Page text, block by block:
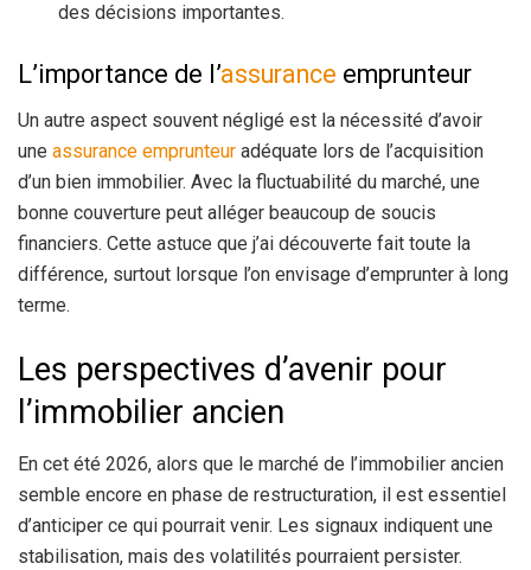
des décisions importantes.
L’importance de l’assurance emprunteur
Un autre aspect souvent négligé est la nécessité d’avoir
une assurance emprunteur adéquate lors de l’acquisition
d’un bien immobilier. Avec la fluctuabilité du marché, une
bonne couverture peut alléger beaucoup de soucis
financiers. Cette astuce que j’ai découverte fait toute la
différence, surtout lorsque l’on envisage d’emprunter à long
terme.
Les perspectives d’avenir pour
l’immobilier ancien
En cet été 2026, alors que le marché de l’immobilier ancien
semble encore en phase de restructuration, il est essentiel
d’anticiper ce qui pourrait venir. Les signaux indiquent une
stabilisation, mais des volatilités pourraient persister.